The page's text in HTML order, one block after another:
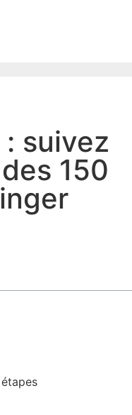
suivez
150